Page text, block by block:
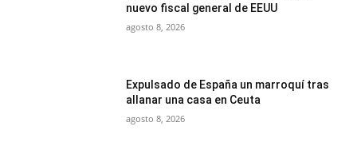
nuevo fiscal general de EEUU
agosto 8, 2026
Expulsado de España un marroquí tras
allanar una casa en Ceuta
agosto 8, 2026